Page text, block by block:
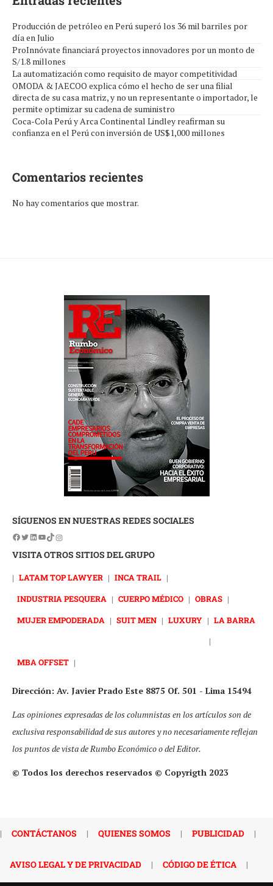
Producción de petróleo en Perú superó los 36 mil barriles por
día en Julio
ProInnóvate financiará proyectos innovadores por un monto de
S/1.8 millones
La automatización como requisito de mayor competitividad
OMODA & JAECOO explica cómo el hecho de ser una filial
directa de su casa matriz, y no un representante o importador, le
permite optimizar su cadena de suministro
Coca-Cola Perú y Arca Continental Lindley reafirman su
confianza en el Perú con inversión de US$1,000 millones
Comentarios recientes
No hay comentarios que mostrar.
SÍGUENOS EN NUESTRAS REDES SOCIALES
VISITA OTROS SITIOS DEL GRUPO
| LATAM TOP LAWYER | INCA TRAIL |
INDUSTRIA PESQUERA | CUERPO MÉDICO | OBRAS |
MUJER EMPODERADA | SUIT MEN | LUXURY | LA BARRA
|
MBA OFFSET |
Dirección: Av. Javier Prado Este 8875 Of. 501 - Lima 15494
Las opiniones expresadas de los columnistas en los artículos son de
exclusiva responsabilidad de sus autores y no necesariamente reflejan
los puntos de vista de Rumbo Económico o del Editor.
© Todos los derechos reservados © Copyrigth 2023
| CONTÁCTANOS | QUIENES SOMOS | PUBLICIDAD |
AVISO LEGAL Y DE PRIVACIDAD | CÓDIGO DE ÉTICA |